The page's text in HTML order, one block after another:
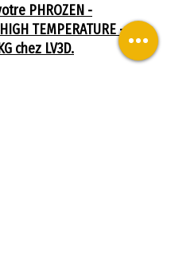
PHROZEN -
TEMPERATURE -
chez LV3D.